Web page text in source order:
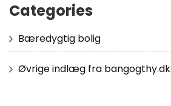
Categories
Bæredygtig bolig
Øvrige indlæg fra bangogthy.dk